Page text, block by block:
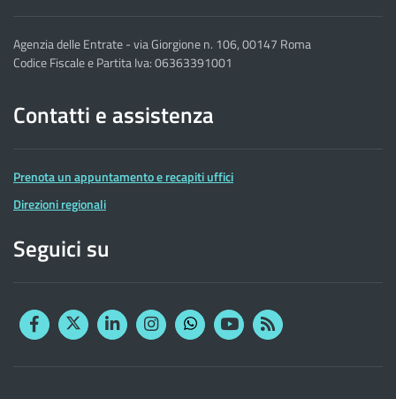
Agenzia delle Entrate - via Giorgione n. 106, 00147 Roma
Codice Fiscale e Partita Iva: 06363391001
Contatti e assistenza
Prenota un appuntamento e recapiti uffici
Direzioni regionali
Seguici su
FacebookTwitterLinkedinInstagram
YouTubeRSS